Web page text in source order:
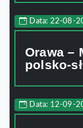
Data: 22-08-
Orawa –
polsko-
Data: 12-09-